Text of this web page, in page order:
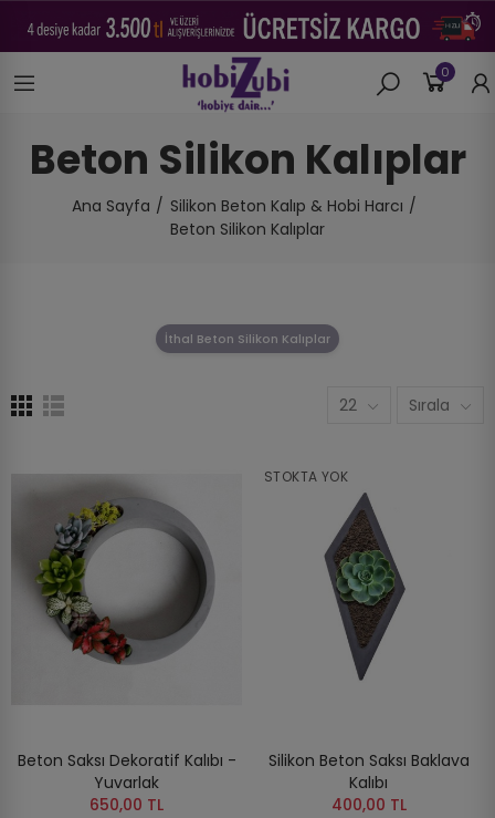
0
Beton Silikon Kalıplar
Ana Sayfa
Silikon Beton Kalıp & Hobi Harcı
Beton Silikon Kalıplar
İthal Beton Silikon Kalıplar
22 Sırala
Beton Saksı Dekoratif Kalıbı -
Yuvarlak
650,00 TL
STOKTA YOK
Silikon Beton Saksı Baklava
Kalıbı
400,00 TL